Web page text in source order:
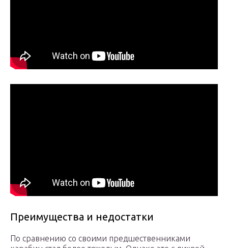
Преимущества и недостатки
По сравнению со своими предшественниками